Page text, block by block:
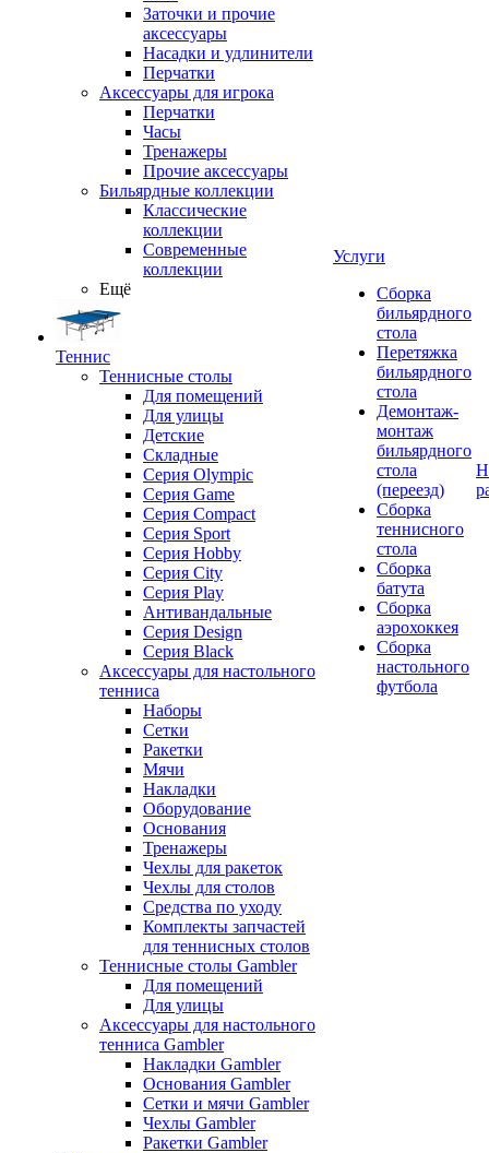
Заточки и прочие
аксессуары
Насадки и удлинители
Перчатки
Аксессуары для игрока
Перчатки
Часы
Тренажеры
Прочие аксессуары
Бильярдные коллекции
Классические
коллекции
Современные
коллекции
Ещё
Теннис
Теннисные столы
Для помещений
Для улицы
Детские
Складные
Серия Olympic
Серия Game
Серия Compact
Серия Sport
Серия Hobby
Серия City
Серия Play
Антивандальные
Серия Design
Серия Black
Аксессуары для настольного
тенниса
Наборы
Сетки
Ракетки
Мячи
Накладки
Оборудование
Основания
Тренажеры
Чехлы для ракеток
Чехлы для столов
Средства по уходу
Комплекты запчастей
для теннисных столов
Теннисные столы Gambler
Для помещений
Для улицы
Аксессуары для настольного
тенниса Gambler
Накладки Gambler
Основания Gambler
Сетки и мячи Gambler
Чехлы Gambler
Ракетки Gambler
Услуги
Сборка
бильярдного
стола
Перетяжка
бильярдного
стола
Демонтаж-
монтаж
бильярдного
стола
(переезд)
Сборка
теннисного
стола
Сборка
батута
Сборка
аэрохоккея
Сборка
настольного
футбола